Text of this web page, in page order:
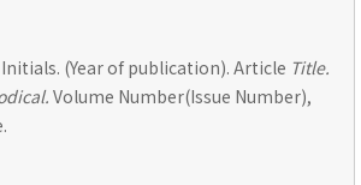
(Year of publication). Article Title.
Volume Number(Issue Number),